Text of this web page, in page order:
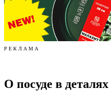
Р Е К Л А М А
О посуде в деталях